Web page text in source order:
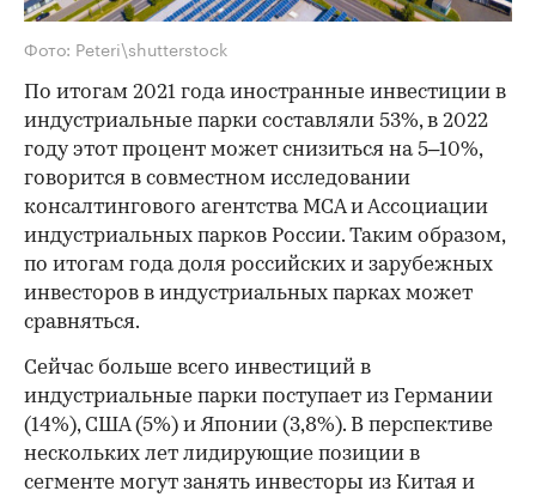
Фото: Peteri\shutterstock
По итогам 2021 года иностранные инвестиции в
индустриальные парки составляли 53%, в 2022
году этот процент может снизиться на 5–10%,
говорится в совместном исследовании
консалтингового агентства MCA и Ассоциации
индустриальных парков России. Таким образом,
по итогам года доля российских и зарубежных
инвесторов в индустриальных парках может
сравняться.
Сейчас больше всего инвестиций в
индустриальные парки поступает из Германии
(14%), США (5%) и Японии (3,8%). В перспективе
нескольких лет лидирующие позиции в
сегменте могут занять инвесторы из Китая и